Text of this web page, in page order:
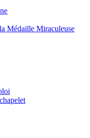
Médaille Miraculeuse